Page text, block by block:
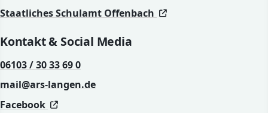
Staatliches Schulamt Offenbach
(öffnet in neuem
(öffnet in neuem
Kontakt & Social Media
06103 / 30 33 69 0
mail@ars-langen.de
Facebook
(öffnet in neuem Fenster)
(öffnet in neuem Fenster)